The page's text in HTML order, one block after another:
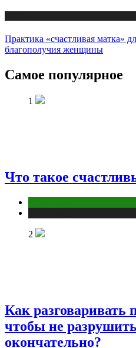
Практика «счастливая матка»
благополучия женщины
Самое популярное
1
Что такое
2
Как разговаривать
чтобы не
окончательно?